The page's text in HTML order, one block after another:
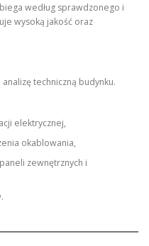
według sprawdzonego i
wysoką jakość oraz
techniczną budynku.
elektrycznej,
okablowania,
zewnętrznych i